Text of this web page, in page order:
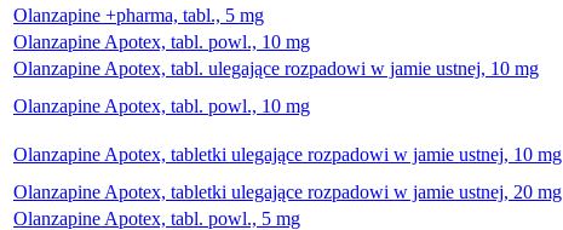
Olanzapine +pharma, tabl., 5 mg
Olanzapine Apotex, tabl. powl., 10 mg
Olanzapine Apotex, tabl. ulegające rozpadowi w jamie ustnej, 10 mg
Olanzapine Apotex, tabl. powl., 10 mg
Olanzapine Apotex, tabletki ulegające rozpadowi w jamie ustnej, 10 mg
Olanzapine Apotex, tabletki ulegające rozpadowi w jamie ustnej, 20 mg
Olanzapine Apotex, tabl. powl., 5 mg